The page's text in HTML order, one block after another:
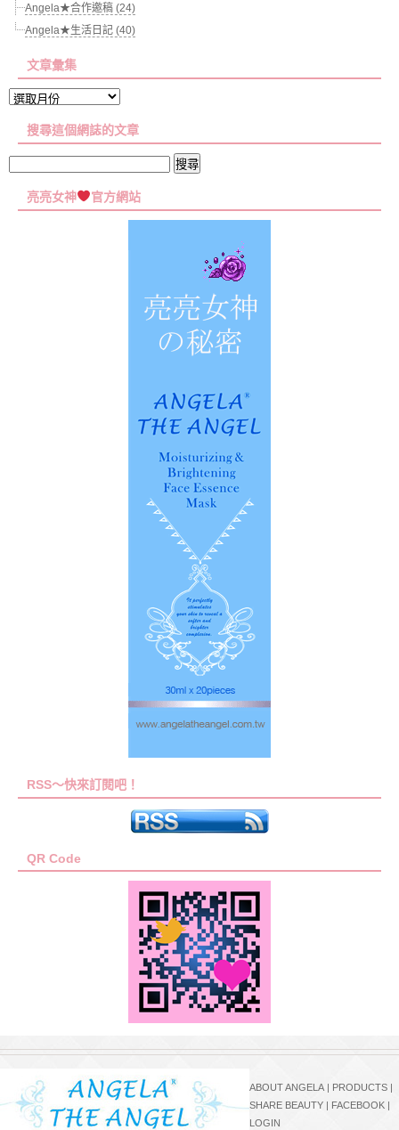
Angela★合作邀稿 (24)
Angela★生活日記 (40)
文章彙集
文
彙
搜尋這個網誌的文章
關
亮亮女神 官方網站
RSS～快來訂閱吧！
QR Code
ABOUT ANGELA | PRODUCTS |
SHARE BEAUTY | FACEBOOK |
LOGIN